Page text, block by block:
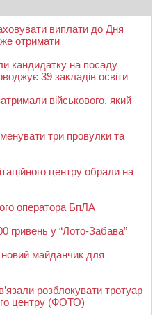
виплати до Дня
отримати
кандидатку на посаду
39 закладів освіти
військового, який
три провулки та
центру обрали на
оператора БпЛА
гривень у “Лото-Забава”
майданчик для
розблокувати тротуар
центру (ФОТО)